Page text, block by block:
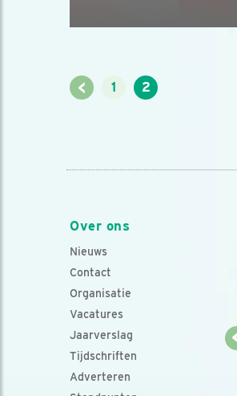
< 1 2
Over ons
Nieuws
Contact
Organisatie
Vacatures
Jaarverslag
Tijdschriften
Adverteren